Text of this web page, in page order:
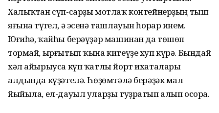
Халыҡтан сүп-сарҙы мотлаҡ контейнерҙың тыш
яғына түгел, ә эсенә ташлауын һорар инем.
Юғиһә, ҡайһы берәүҙәр машинан да төшөп
тормай, ырғытып ҡына китеүҙе хуп күрә. Бындай
хәл айырыуса күп ҡатлы йорт ихаталары
алдында күҙәтелә. Һөҙөмтәлә берәҙәк мал
йыйыла, ел-дауыл уларҙы туҙратып алып осора.